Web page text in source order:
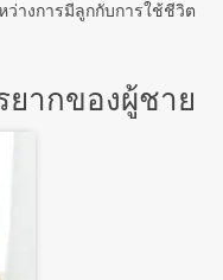
างการมีลูกกับการใช้ชีวิต
ากของผู้ชาย